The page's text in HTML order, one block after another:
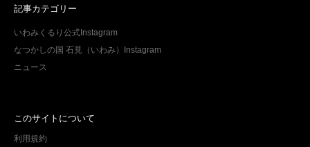
記事カテゴリー
いわみくるり公式Instagram
なつかしの国 石見（いわみ）Instagram
ニュース
このサイトについて
利用規約